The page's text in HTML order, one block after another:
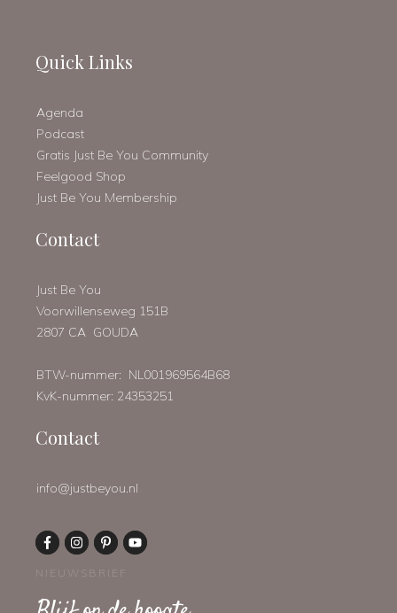
Quick Links
Agenda
Podcast
Gratis Just Be You Community
Feelgood Shop
Just Be You Membership
Contact
Just Be You
Voorwillenseweg 151B
2807 CA GOUDA
BTW-nummer: NL001969564B68
KvK-nummer: 24353251
Contact
info@justbeyou.nl
NIEUWSBRIEF